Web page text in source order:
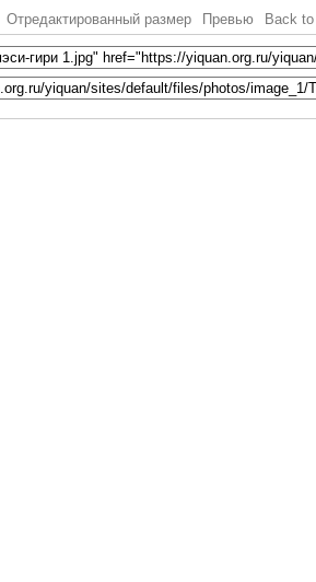
Отредактированный размер Превью Back